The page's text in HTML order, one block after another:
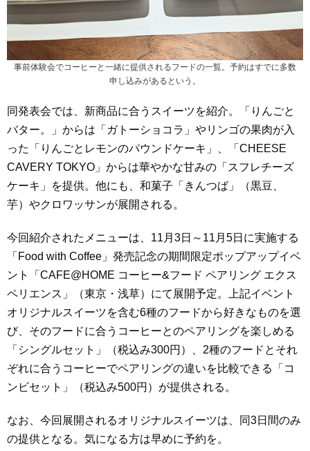
事前体験会でコーヒーと一緒に提供されるフードの一覧。予約はすでに多数
申し込みがあるという。
同発表会では、新商品に合うスイーツを紹介。「りんごと
バター。」からは「ガトーショコラ」やリンゴの果肉が入
った「りんごとレモンのパウンドケーキ」、「CHEESE
CAVERY TOKYO」からは華やかな甘みの「スフレチーズ
ケーキ」を提供。他にも、和菓子「きんつば」（黒豆、
芋）やクロワッサンが展開される。
今回紹介されたメニューは、11月3日～11月5日に実施する
「Food with Coffee」発売記念の期間限定ポップアップイベ
ント「CAFE@HOME コーヒー&フード ペアリング エクス
ペリエンス」（東京・浅草）にて展開予定。上記イベント
オリジナルスイーツを含む6種のフードから好きなものを選
び、そのフードに合うコーヒーとのペアリングを楽しめる
「シングルセット」（税込み300円）、2種のフードとそれ
ぞれに合うコーヒーでペアリングの違いを比較できる「コ
ンビセット」（税込み500円）が提供される。
なお、今回展開されるオリジナルスイーツは、同3日間のみ
の提供となる。気になる方は早めに予約を。